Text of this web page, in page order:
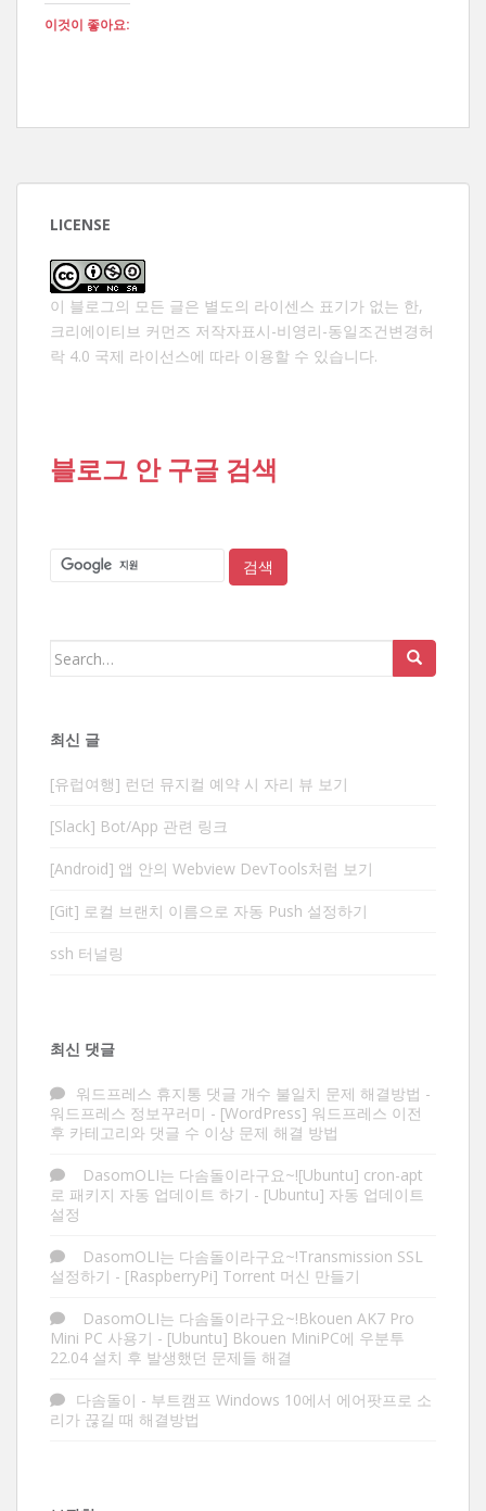
이것이 좋아요:
LICENSE
이 블로그의 모든 글은 별도의 라이센스 표기가 없는 한,
크리에이티브 커먼즈 저작자표시-비영리-동일조건변경허
락 4.0 국제 라이선스에 따라 이용할 수 있습니다.
블로그 안 구글 검색
Search
최신 글
[유럽여행] 런던 뮤지컬 예약 시 자리 뷰 보기
[Slack] Bot/App 관련 링크
[Android] 앱 안의 Webview DevTools처럼 보기
[Git] 로컬 브랜치 이름으로 자동 Push 설정하기
ssh 터널링
최신 댓글
워드프레스 휴지통 댓글 개수 불일치 문제 해결방법 -
워드프레스 정보꾸러미 - [WordPress] 워드프레스 이전
후 카테고리와 댓글 수 이상 문제 해결 방법
DasomOLI는 다솜돌이라구요~![Ubuntu] cron-apt
로 패키지 자동 업데이트 하기 - [Ubuntu] 자동 업데이트
설정
DasomOLI는 다솜돌이라구요~!Transmission SSL
설정하기 - [RaspberryPi] Torrent 머신 만들기
DasomOLI는 다솜돌이라구요~!Bkouen AK7 Pro
Mini PC 사용기 - [Ubuntu] Bkouen MiniPC에 우분투
22.04 설치 후 발생했던 문제들 해결
다솜돌이 - 부트캠프 Windows 10에서 에어팟프로 소
리가 끊길 때 해결방법